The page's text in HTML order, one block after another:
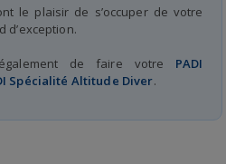
le plaisir de s’occuper de votre
d’exception.
de faire votre PADI
Spécialité Altitude Diver.